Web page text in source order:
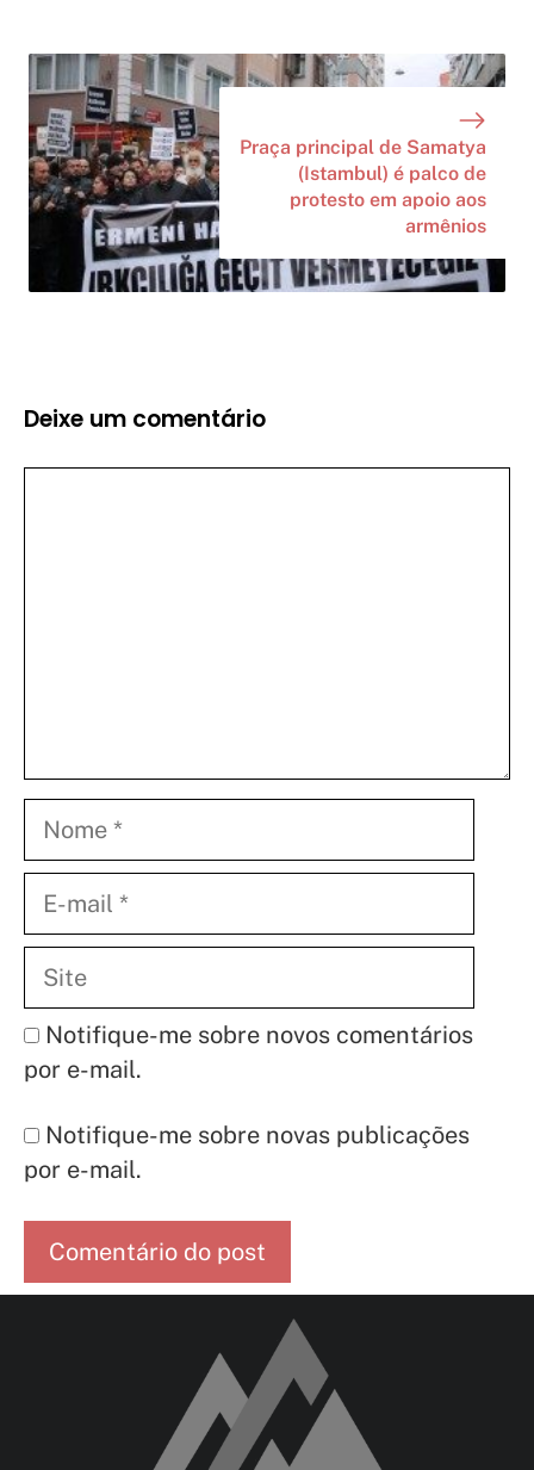
Praça principal de Samatya
(Istambul) é palco de
protesto em apoio aos
armênios
Deixe um comentário
mail
Notifique-me sobre novos comentários
por e-mail.
Notifique-me sobre novas publicações
por e-mail.